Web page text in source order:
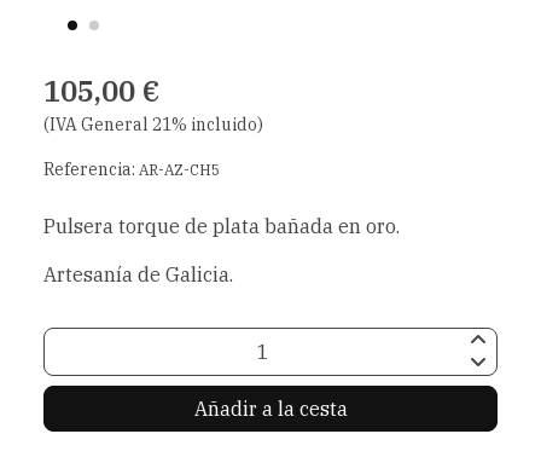
105,00 €
(IVA General 21% incluido)
Referencia: AR-AZ-CH5
Pulsera torque de plata bañada en oro.
Artesanía de Galicia.
Añadir a la cesta